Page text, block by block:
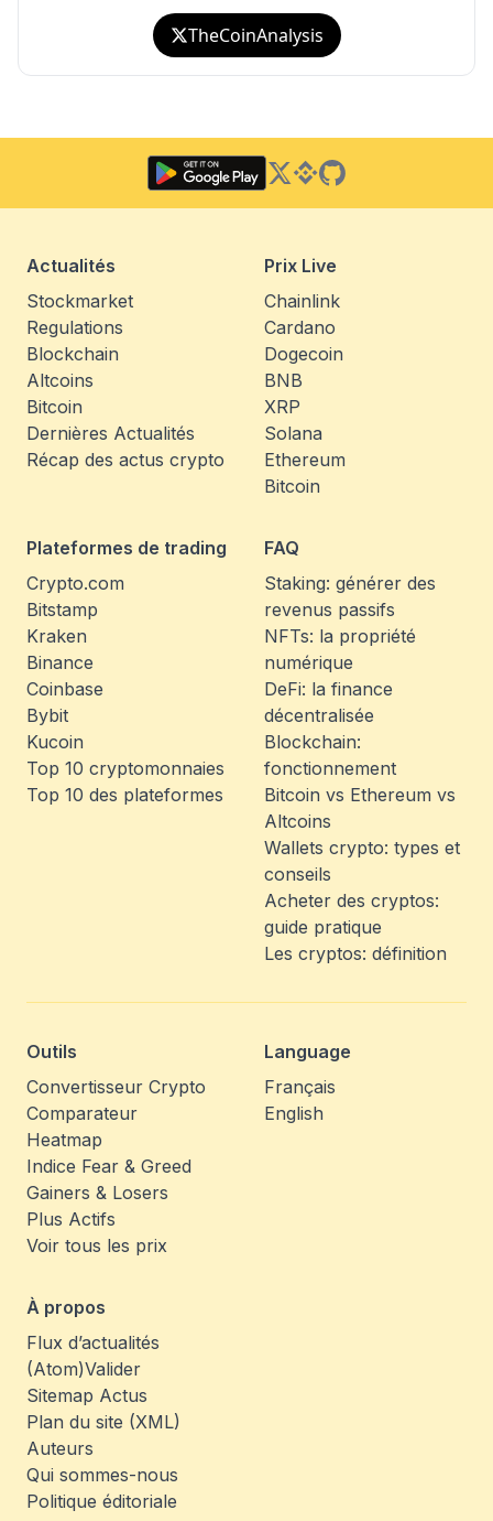
TheCoinAnalysis
Twitter
Binance Square
GitHub
Actualités
Stockmarket
Regulations
Blockchain
Altcoins
Bitcoin
Dernières Actualités
Récap des actus crypto
Prix Live
Chainlink
Cardano
Dogecoin
BNB
XRP
Solana
Ethereum
Bitcoin
Plateformes de trading
Crypto.com
Bitstamp
Kraken
Binance
Coinbase
Bybit
Kucoin
Top 10 cryptomonnaies
Top 10 des plateformes
FAQ
Staking: générer des
revenus passifs
NFTs: la propriété
numérique
DeFi: la finance
décentralisée
Blockchain:
fonctionnement
Bitcoin vs Ethereum vs
Altcoins
Wallets crypto: types et
conseils
Acheter des cryptos:
guide pratique
Les cryptos: définition
Outils
Convertisseur Crypto
Comparateur
Heatmap
Indice Fear & Greed
Gainers & Losers
Plus Actifs
Voir tous les prix
Language
Français
English
À propos
Flux d’actualités
(Atom)Valider
Sitemap Actus
Plan du site (XML)
Auteurs
Qui sommes-nous
Politique éditoriale